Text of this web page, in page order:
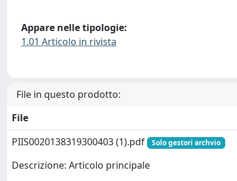
Appare nelle tipologie:
1.01 Articolo in rivista
File in questo prodotto:
File
PIIS0020138319300403 (1).pdf
Solo gestori archvio
Descrizione: Articolo principale